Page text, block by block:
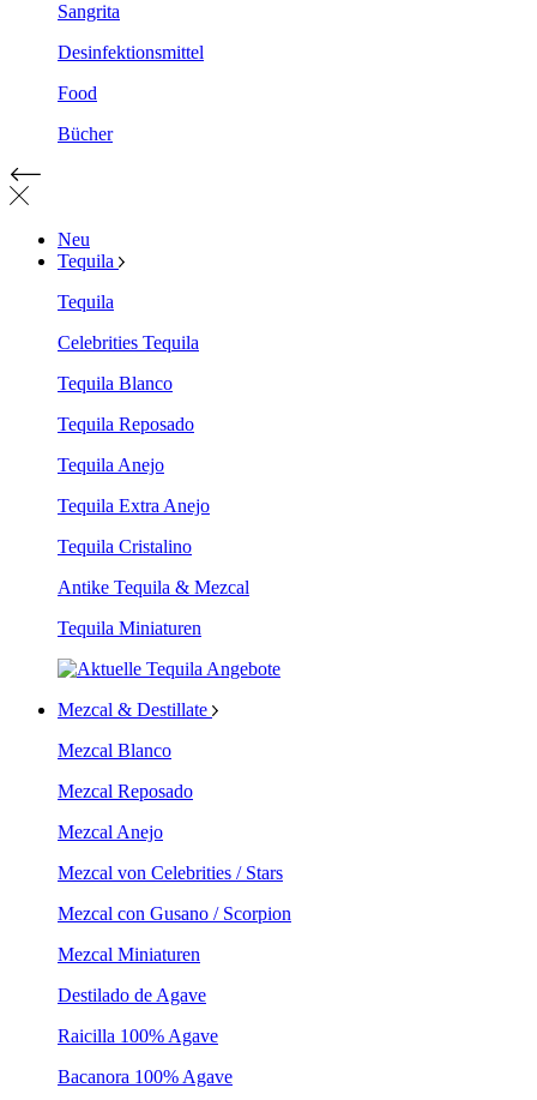
Sangrita
Desinfektionsmittel
Food
Bücher
Neu
Tequila
Tequila
Celebrities Tequila
Tequila Blanco
Tequila Reposado
Tequila Anejo
Tequila Extra Anejo
Tequila Cristalino
Antike Tequila & Mezcal
Tequila Miniaturen
Mezcal & Destillate
Mezcal Blanco
Mezcal Reposado
Mezcal Anejo
Mezcal von Celebrities / Stars
Mezcal con Gusano / Scorpion
Mezcal Miniaturen
Destilado de Agave
Raicilla 100% Agave
Bacanora 100% Agave